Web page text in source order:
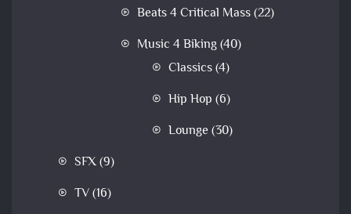
Beats 4 Critical Mass(22)
Music 4 Biking(40)
Classics(4)
Hip Hop (6)
Lounge (30)
SFX(9)
TV(16)